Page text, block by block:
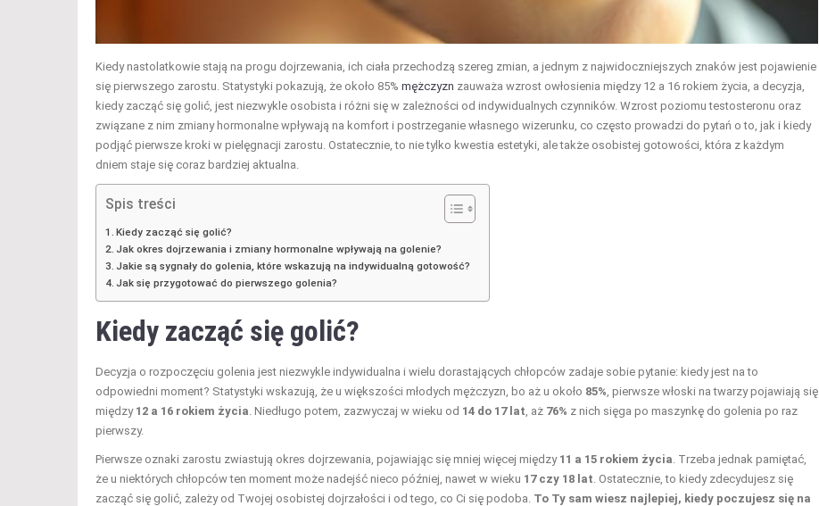
Kiedy nastolatkowie stają na progu dojrzewania, ich ciała przechodzą szereg zmian, a jednym z najwidoczniejszych znaków jest pojawienie
się pierwszego zarostu. Statystyki pokazują, że około 85% mężczyzn zauważa wzrost owłosienia między 12 a 16 rokiem życia, a decyzja,
kiedy zacząć się golić, jest niezwykle osobista i różni się w zależności od indywidualnych czynników. Wzrost poziomu testosteronu oraz
związane z nim zmiany hormonalne wpływają na komfort i postrzeganie własnego wizerunku, co często prowadzi do pytań o to, jak i kiedy
podjąć pierwsze kroki w pielęgnacji zarostu. Ostatecznie, to nie tylko kwestia estetyki, ale także osobistej gotowości, która z każdym
dniem staje się coraz bardziej aktualna.
Spis treści
Kiedy zacząć się golić?
Jak okres dojrzewania i zmiany hormonalne wpływają na golenie?
Jakie są sygnały do golenia, które wskazują na indywidualną gotowość?
Jak się przygotować do pierwszego golenia?
Kiedy zacząć się golić?
Decyzja o rozpoczęciu golenia jest niezwykle indywidualna i wielu dorastających chłopców zadaje sobie pytanie: kiedy jest na to
odpowiedni moment? Statystyki wskazują, że u większości młodych mężczyzn, bo aż u około 85% , pierwsze włoski na twarzy pojawiają się
między 12 a 16 rokiem życia . Niedługo potem, zazwyczaj w wieku od 14 do 17 lat , aż 76% z nich sięga po maszynkę do golenia po raz
pierwszy.
Pierwsze oznaki zarostu zwiastują okres dojrzewania, pojawiając się mniej więcej między 11 a 15 rokiem życia . Trzeba jednak pamiętać,
że u niektórych chłopców ten moment może nadejść nieco później, nawet w wieku 17 czy 18 lat . Ostatecznie, to kiedy zdecydujesz się
zacząć się golić, zależy od Twojej osobistej dojrzałości i od tego, co Ci się podoba. To Ty sam wiesz najlepiej, kiedy poczujesz się na